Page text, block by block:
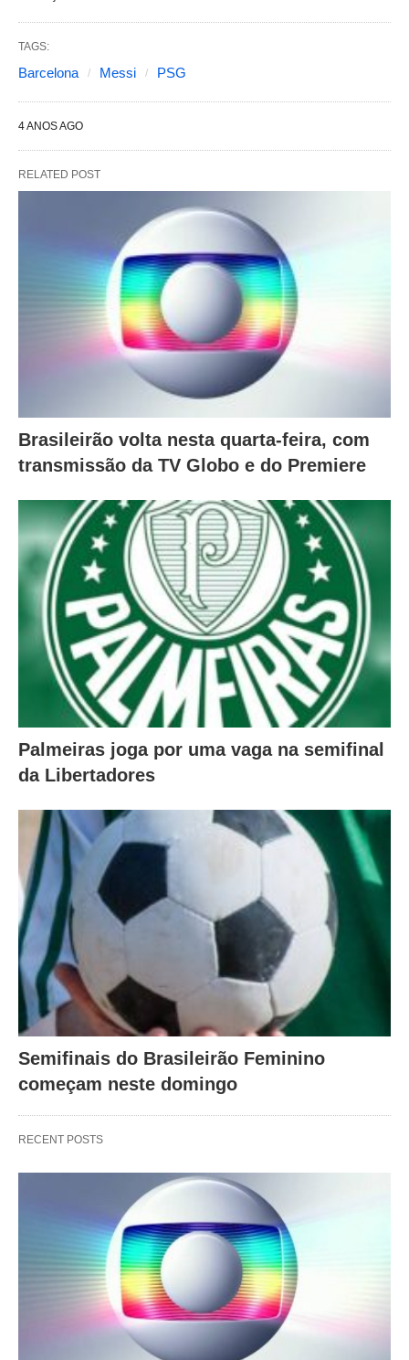
TAGS:
Barcelona Messi PSG
4 ANOS AGO
RELATED POST
Brasileirão volta nesta quarta-feira, com
transmissão da TV Globo e do Premiere
Palmeiras joga por uma vaga na semifinal
da Libertadores
Semifinais do Brasileirão Feminino
começam neste domingo
RECENT POSTS